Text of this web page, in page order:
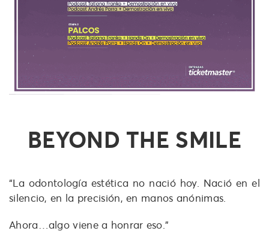
BEYOND THE SMILE
“La odontología estética no nació hoy. Nació en el
silencio, en la precisión, en manos anónimas.
Ahora…algo viene a honrar eso.”